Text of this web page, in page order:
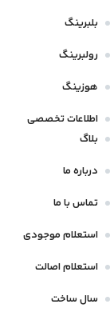
بلبرینگ
رولبرینگ
هوزینگ
اطلاعات تخصصی
بلاگ
درباره ما
تماس با ما
استعلام موجودی
استعلام اصالت
سال ساخت